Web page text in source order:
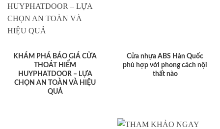
KHÁM PHÁ BÁO GIÁ CỬA
THOÁT HIỂM
HUYPHATDOOR – LỰA
CHỌN AN TOÀN VÀ HIỆU
QUẢ
Cửa nhựa ABS Hàn Quốc
phù hợp với phong cách nội
thất nào